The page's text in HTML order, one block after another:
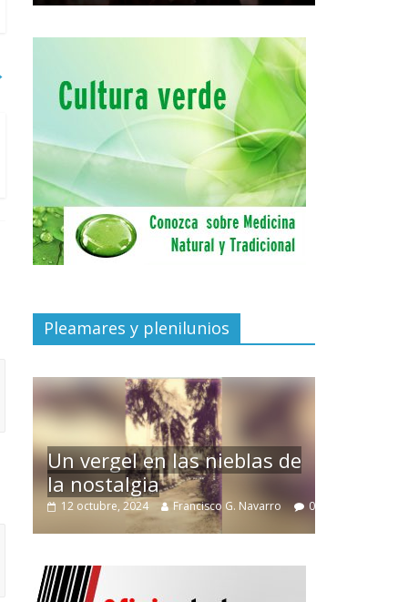
Pleamares y plenilunios
Un vergel en las nieblas de
la nostalgia
12 octubre, 2024 Francisco G. Navarro 0
La efímera
Villuendas
3